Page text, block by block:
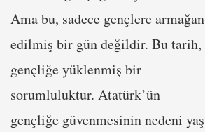
Ama bu, sadece gençlere armağan
edilmiş bir gün değildir. Bu tarih,
gençliğe yüklenmiş bir
sorumluluktur. Atatürk’ün
gençliğe güvenmesinin nedeni yaş